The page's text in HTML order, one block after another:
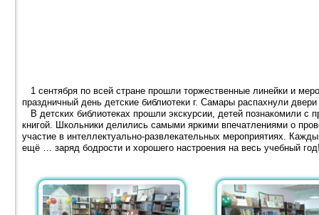
1 сентября по всей стране прошли торжественные линейки и
праздничный день детские библиотеки г. Самары распахнули
В детских библиотеках прошли экскурсии, детей познакомили с
книгой. Школьники делились самыми яркими впечатлениями о
участие в интеллектуально-развлекательных мероприятиях.
ещё … заряд бодрости и хорошего настроения на весь учебный